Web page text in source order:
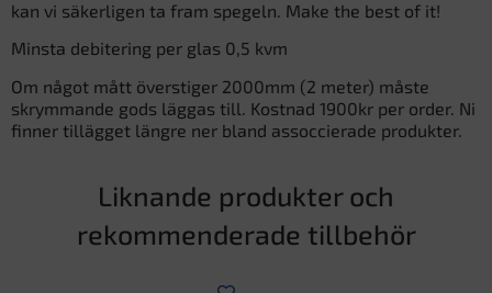
kan vi säkerligen ta fram spegeln. Make the best of it!
Minsta debitering per glas 0,5 kvm
Om något mått överstiger 2000mm (2 meter) måste
skrymmande gods läggas till. Kostnad 1900kr per order. Ni
finner tillägget längre ner bland assoccierade produkter.
Liknande produkter och
rekommenderade tillbehör